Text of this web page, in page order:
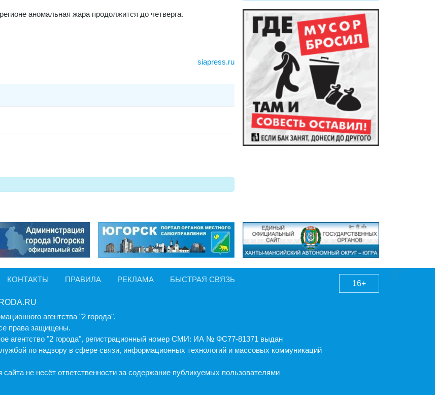
аномальная жара продолжится до четверга.
siapress.ru
КОНТАКТЫ ПРАВИЛА РЕКЛАМА БЫСТРАЯ СВЯЗЬ
агентства "2 города".
права защищены.
агентство "2 города", регистрационный номер СМИ: ИА № ФС77-81371 выдан
по надзору в сфере связи, информационных технологий и массовых коммуникаций
не несёт ответственности за содержание публикуемых пользователями
16+